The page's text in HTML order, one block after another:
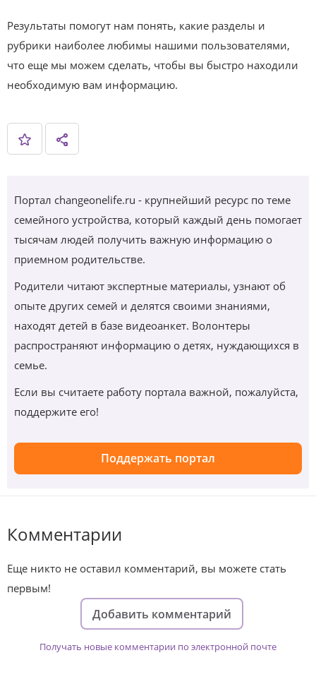
Результаты помогут нам понять, какие разделы и
рубрики наиболее любимы нашими пользователями,
что еще мы можем сделать, чтобы вы быстро находили
необходимую вам информацию.
Портал changeonelife.ru - крупнейший ресурс по теме
семейного устройства, который каждый день помогает
тысячам людей получить важную информацию о
приемном родительстве.
Родители читают экспертные материалы, узнают об
опыте других семей и делятся своими знаниями,
находят детей в базе видеоанкет. Волонтеры
распространяют информацию о детях, нуждающихся в
семье.
Если вы считаете работу портала важной, пожалуйста,
поддержите его!
Поддержать портал
Комментарии
Еще никто не оставил комментарий, вы можете стать
первым!
Добавить комментарий
Получать новые комментарии по электронной почте